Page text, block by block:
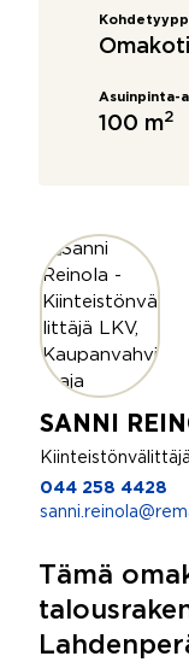
Asuinpinta-
100 m2
SANNI
044 258 4428
Tämä